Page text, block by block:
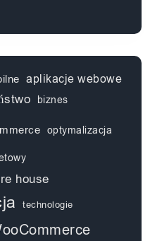
aplikacje webowe
biznes
optymalizacja
house
technologie